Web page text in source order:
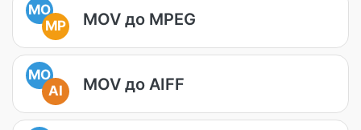
MO
MP
MOV до MPEG
MO
AI
MOV до AIFF